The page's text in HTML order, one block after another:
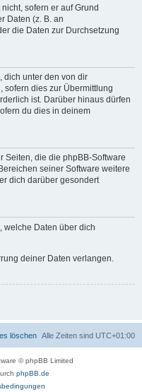
sofern er auf Grund
Daten (z. B. an
die Daten zur Durchsetzung
dich unter den von dir
sofern dies zur Übermittlung
ist. Darüber hinaus dürfen
du dies in deinem
Seiten, die die phpBB-Software
seiner Software weitere
dich darüber gesondert
welche Daten über dich
deiner Daten verlangen.
Alle Zeiten sind UTC+01:00
löschen
© phpBB Limited
phpBB.de